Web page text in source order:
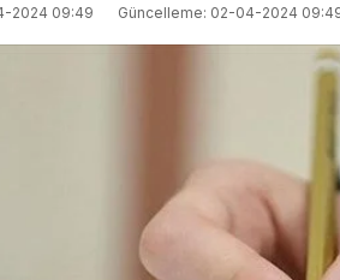
2024 09:49 Güncelleme: 02-04-2024